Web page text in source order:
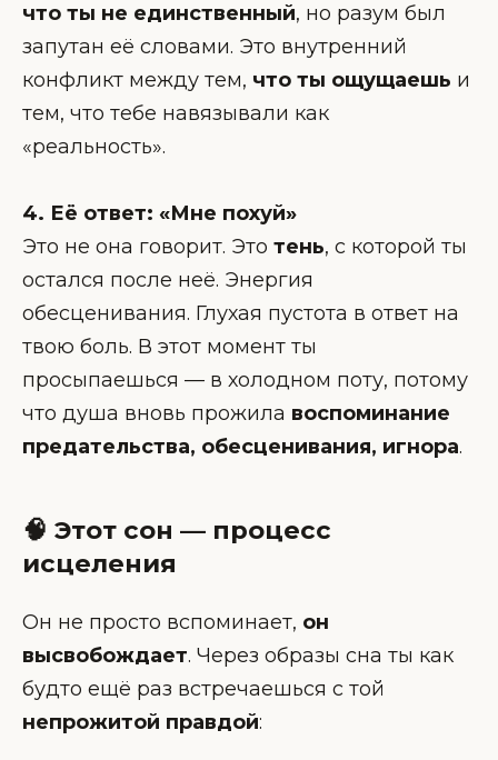
что ты не единственный, но разум был
запутан её словами. Это внутренний
конфликт между тем, что ты ощущаешь и
тем, что тебе навязывали как
«реальность».
4. Её ответ: «Мне похуй»
Это не она говорит. Это тень, с которой ты
остался после неё. Энергия
обесценивания. Глухая пустота в ответ на
твою боль. В этот момент ты
просыпаешься — в холодном поту, потому
что душа вновь прожила воспоминание
предательства, обесценивания, игнора.
🧠 Этот сон — процесс
исцеления
Он не просто вспоминает, он
высвобождает. Через образы сна ты как
будто ещё раз встречаешься с той
непрожитой правдой: